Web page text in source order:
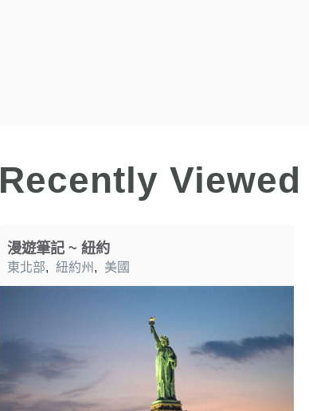
Recently Viewed
漫遊筆記 ~ 紐約
東北部, 紐約州 , 美國